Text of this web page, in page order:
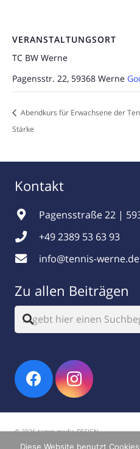
VERANSTALTUNGSORT
TC BW Werne
Pagensstr. 22, 59368 Werne
Abendkurs für Erwachsene der
Stärke
Kontakt
Pagensstraße 22 |
+49 2389 53 63 93
info@tennis-werne.de
Zu allen Beiträgen
© 2026 tamm.media DESIGN
Diese Website benutzt